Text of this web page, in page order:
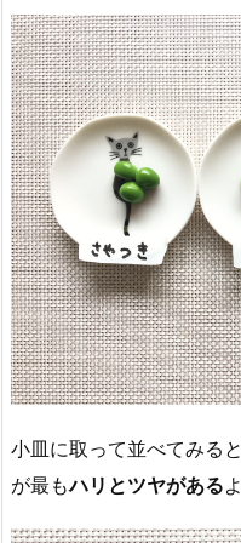
小皿に取って並べてみると
が最もハリとツヤがある